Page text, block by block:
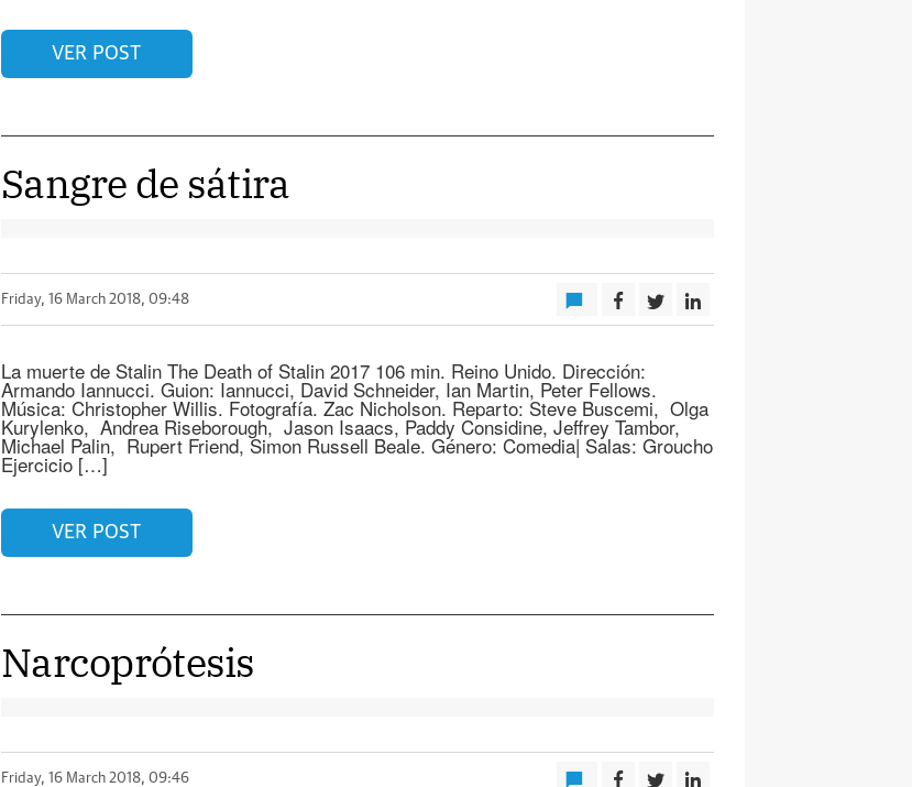
VER POST
Sangre de sátira
Friday, 16 March 2018, 09:48
La muerte de Stalin The Death of Stalin 2017 106 min. Reino Unido. Dirección:
Armando Iannucci. Guion: Iannucci, David Schneider, Ian Martin, Peter Fellows.
Música: Christopher Willis. Fotografía. Zac Nicholson. Reparto: Steve Buscemi, Olga
Kurylenko, Andrea Riseborough, Jason Isaacs, Paddy Considine, Jeffrey Tambor,
Michael Palin, Rupert Friend, Simon Russell Beale. Género: Comedia| Salas: Groucho
Ejercicio […]
VER POST
Narcoprótesis
Friday, 16 March 2018, 09:46